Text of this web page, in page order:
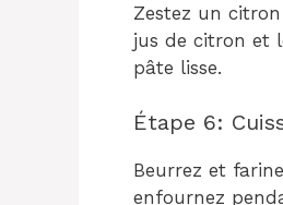
Zestez un
jus de citron et
pâte lisse.
Étape 6:
Beurrez et
enfournez